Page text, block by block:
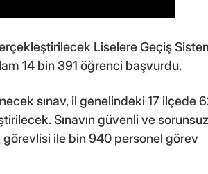
Liselere Geçiş
14 bin 391 öğrenci başvurdu.
sınav, il genelindeki 17 ilçede
Sınavın güvenli ve sorunsuz
ile bin 940 personel görev